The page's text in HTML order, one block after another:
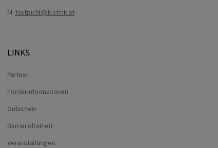
M: fastpichl@lk-stmk.at
LINKS
Partner
Förderinformationen
Gutschein
Barrierefreiheit
Veranstaltungen